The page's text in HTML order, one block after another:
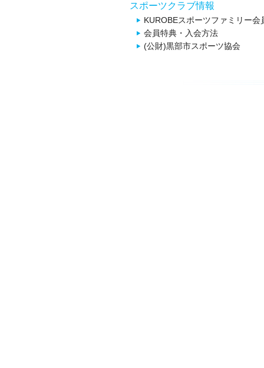
スポーツクラブ情報
KUROBEスポーツファミリー会
会員特典・入会方法
(公財)黒部市スポーツ協会